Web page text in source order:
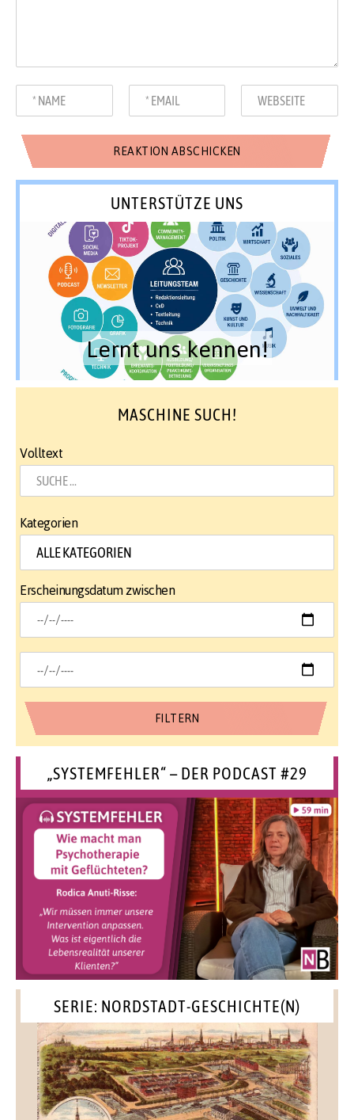
UNTERSTÜTZE UNS
Lernt uns kennen!
MASCHINE SUCH!
Volltext
Kategorien
Erscheinungsdatum zwischen
„SYSTEMFEHLER“ – DER PODCAST #29
SERIE: NORDSTADT-GESCHICHTE(N)